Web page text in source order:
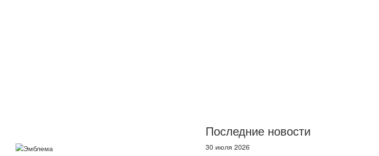
Последние новости
30 июля 2026